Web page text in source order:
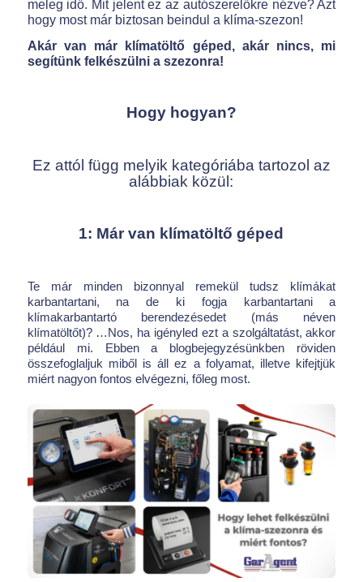
meleg idő. Mit jelent ez az autószerelőkre nézve? Azt
hogy most már biztosan beindul a klíma-szezon!
Akár van már klímatöltő géped, akár nincs, mi
segítünk felkészülni a szezonra!
Hogy hogyan?
Ez attól függ melyik kategóriába tartozol az
alábbiak közül:
1: Már van klímatöltő géped
Te már minden bizonnyal remekül tudsz klímákat
karbantartani, na de ki fogja karbantartani a
klímakarbantartó berendezésedet (más néven
klímatöltőt)? …Nos, ha igényled ezt a szolgáltatást, akkor
például mi. Ebben a blogbejegyzésünkben röviden
összefoglaljuk miből is áll ez a folyamat, illetve kifejtjük
miért nagyon fontos elvégezni, főleg most.